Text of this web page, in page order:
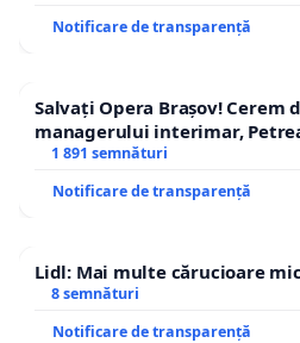
Notificare de transparență
Salvați Opera Brașov! Cerem
managerului interimar,
1 891 semnături
Notificare de transparență
Lidl: Mai multe cărucioare
8 semnături
Notificare de transparență